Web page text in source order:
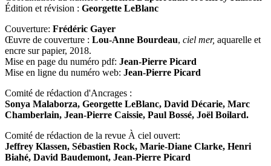
Édition et révision : Georgette LeBlanc
Couverture: Frédéric Gayer
Œuvre de couverture : Lou-Anne Bourdeau, ciel mer, aquarelle et
encre sur papier, 2018.
Mise en page du numéro pdf: Jean-Pierre Picard
Mise en ligne du numéro web: Jean-Pierre Picard
Comité de rédaction d'Ancrages :
Sonya Malaborza, Georgette LeBlanc, David Décarie, Marc
Chamberlain, Jean-Pierre Caissie, Paul Bossé, Joël Boilard.
Comité de rédaction de la revue À ciel ouvert:
Jeffrey Klassen, Sébastien Rock, Marie-Diane Clarke, Henri
Biahé, David Baudemont, Jean-Pierre Picard